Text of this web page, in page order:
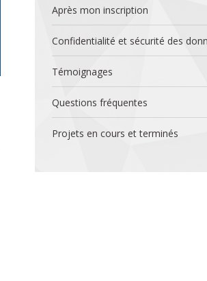
Après mon inscription
Confidentialité et sécurité des
Témoignages
Questions fréquentes
Projets en cours et terminés